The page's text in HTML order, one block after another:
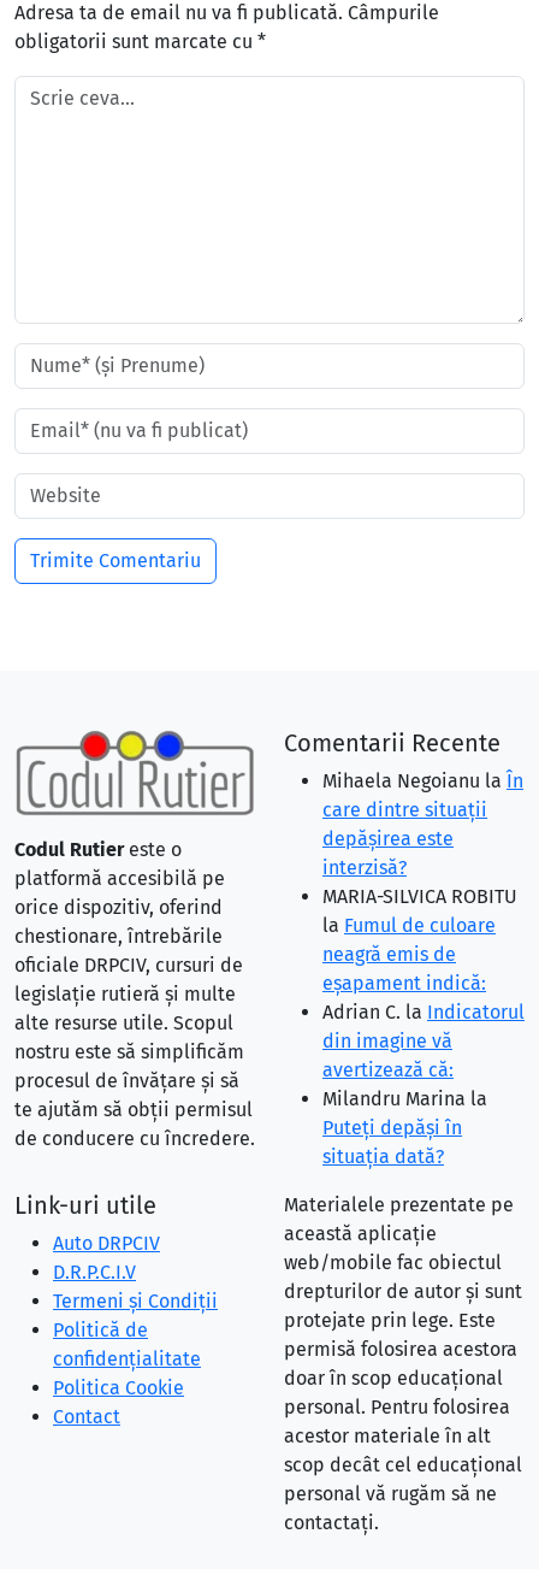
Adresa ta de email nu va fi publicată. Câmpurile
obligatorii sunt marcate cu *
Codul Rutiereste o
platformă accesibilă pe
orice dispozitiv, oferind
chestionare, întrebările
oficiale DRPCIV, cursuri de
legislație rutieră și multe
alte resurse utile. Scopul
nostru este să simplificăm
procesul de învățare și să
te ajutăm să obții permisul
de conducere cu încredere.
Comentarii Recente
Mihaela Negoianu la În
care dintre situaţii
depăşirea este
interzisă?
MARIA-SILVICA ROBITU
la Fumul de culoare
neagră emis de
eşapament indică:
Adrian C. la Indicatorul
din imagine vă
avertizează că:
Milandru Marina la
Puteţi depăşi în
situaţia dată?
Link-uri utile
Auto DRPCIV
D.R.P.C.I.V
Termeni și Condiții
Politică de
confidențialitate
Politica Cookie
Contact
Materialele prezentate pe
această aplicație
web/mobile fac obiectul
drepturilor de autor și sunt
protejate prin lege. Este
permisă folosirea acestora
doar în scop educațional
personal. Pentru folosirea
acestor materiale în alt
scop decât cel educațional
personal vă rugăm să ne
contactați.